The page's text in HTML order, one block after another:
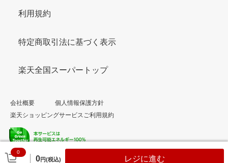
0
0円(税込) レジに進む
利用規約
特定商取引法に基づく表示
楽天全国スーパートップ
会社概要
個人情報保護方針
楽天ショッピングサービスご利用規約
© Rakuten Group, Inc.